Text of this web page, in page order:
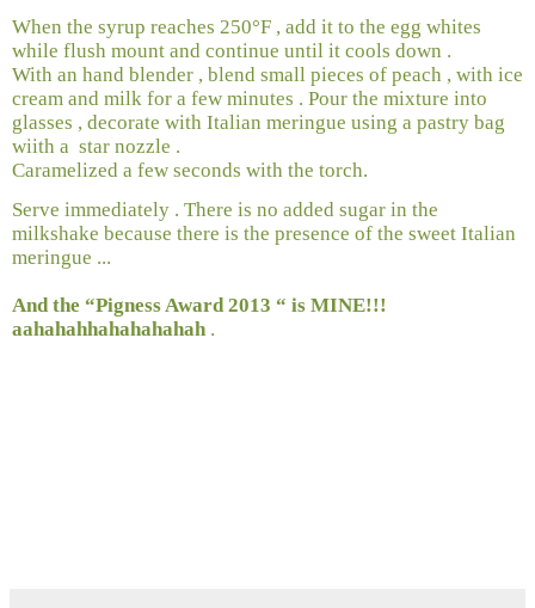
When the syrup reaches 250°F , add it to the egg whites
while flush mount and continue until it cools down .
With an hand blender , blend small pieces of peach , with ice
cream and milk for a few minutes . Pour the mixture into
glasses , decorate with Italian meringue using a pastry bag
wiith a star nozzle .
Caramelized a few seconds with the torch.
Serve immediately . There is no added sugar in the
milkshake because there is the presence of the sweet Italian
meringue ...
And the “Pigness Award 2013 “ is MINE!!!
aahahahhahahahahah .